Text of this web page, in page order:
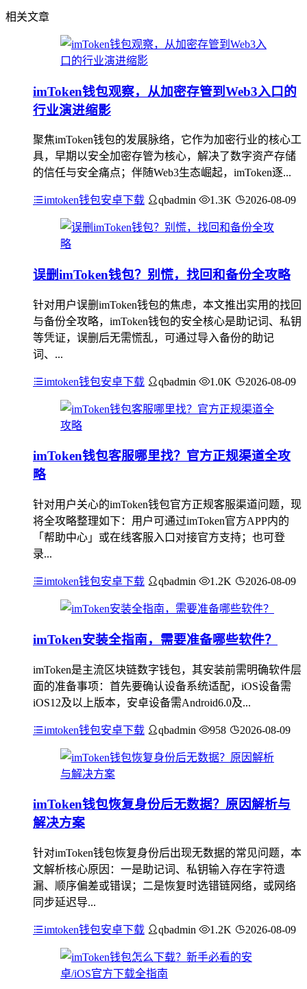
相关文章
imToken钱包观察，从加密存管到Web3入口的
行业演进缩影
聚焦imToken钱包的发展脉络，它作为加密行业的核心工
具，早期以安全加密存管为核心，解决了数字资产存储
的信任与安全痛点；伴随Web3生态崛起，imToken逐...
imtoken钱包安卓下载 qbadmin 1.3K 2026-08-09
误删imToken钱包？别慌，找回和备份全攻略
针对用户误删imToken钱包的焦虑，本文推出实用的找回
与备份全攻略，imToken钱包的安全核心是助记词、私钥
等凭证，误删后无需慌乱，可通过导入备份的助记
词、...
imtoken钱包安卓下载 qbadmin 1.0K 2026-08-09
imToken钱包客服哪里找？官方正规渠道全攻
略
针对用户关心的imToken钱包官方正规客服渠道问题，现
将全攻略整理如下：用户可通过imToken官方APP内的
「帮助中心」或在线客服入口对接官方支持；也可登
录...
imtoken钱包安卓下载 qbadmin 1.2K 2026-08-09
imToken安装全指南，需要准备哪些软件？
imToken是主流区块链数字钱包，其安装前需明确软件层
面的准备事项：首先要确认设备系统适配，iOS设备需
iOS12及以上版本，安卓设备需Android6.0及...
imtoken钱包安卓下载 qbadmin 958 2026-08-09
imToken钱包恢复身份后无数据？原因解析与
解决方案
针对imToken钱包恢复身份后出现无数据的常见问题，本
文解析核心原因：一是助记词、私钥输入存在字符遗
漏、顺序偏差或错误；二是恢复时选错链网络，或网络
同步延迟导...
imtoken钱包安卓下载 qbadmin 1.2K 2026-08-09